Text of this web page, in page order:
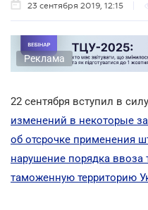
23 сентября 2019, 12:15
Реклама
22 сентября вступил в силу
изменений в некоторые
об отсрочке применения
нарушение порядка ввоза
таможенную территорию